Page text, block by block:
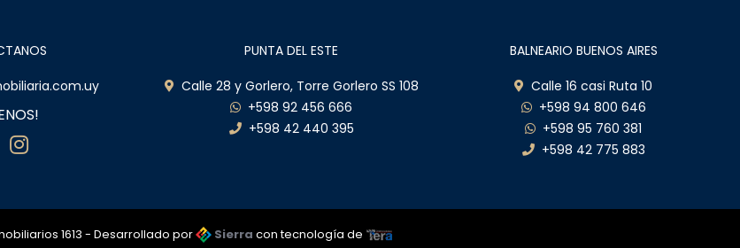
PUNTA DEL ESTE
Calle 28 y Gorlero, Torre Gorlero SS 108
+598 92 456 666
+598 42 440 395
BALNEARIO BUENOS AIRES
Calle 16 casi Ruta 10
+598 94 800 646
+598 95 760 381
+598 42 775 883
1613 - Desarrollado por Sierra con tecnología de